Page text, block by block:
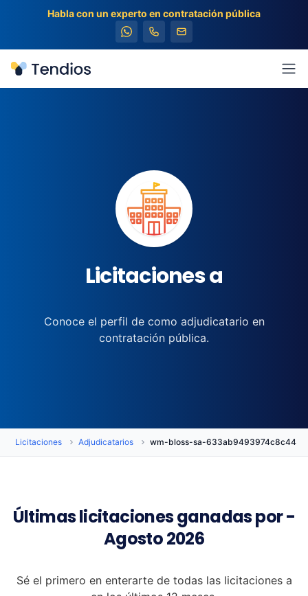
Habla con un experto en contratación pública
Tendios
Licitaciones a
Conoce el perfil de como adjudicatario en
contratación pública.
Licitaciones Adjudicatarios wm-bloss-sa-
Últimas licitaciones ganadas por -
Agosto 2026
Sé el primero en enterarte de todas las licitaciones a